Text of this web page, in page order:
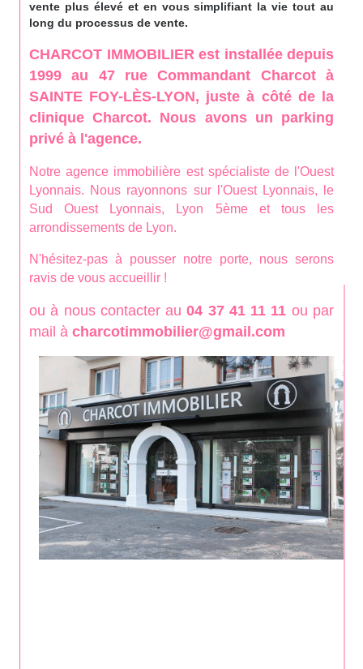
vente plus élevé et en vous simplifiant la vie tout au
long du processus de vente.
CHARCOT IMMOBILIER est installée depuis
1999 au 47 rue Commandant Charcot à
SAINTE FOY-LÈS-LYON, juste à côté de la
clinique Charcot. Nous avons un parking
privé à l'agence.
Notre agence immobilière est spécialiste de l'Ouest
Lyonnais. Nous rayonnons sur l'Ouest Lyonnais, le
Sud Ouest Lyonnais, Lyon 5ème et tous les
arrondissements de Lyon.
N'hésitez-pas à pousser notre porte, nous serons
ravis de vous accueillir !
ou à nous contacter au04 37 41 11 11 ou par
mail à charcotimmobilier@gmail.com